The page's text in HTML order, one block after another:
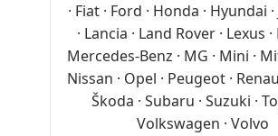
· Fiat · Ford · Honda · Hyundai ·
· Lancia · Land Rover · Lexus
Mercedes-Benz · MG · Mini ·
Nissan · Opel · Peugeot ·
Škoda · Subaru · Suzuki ·
Volkswagen · Volvo